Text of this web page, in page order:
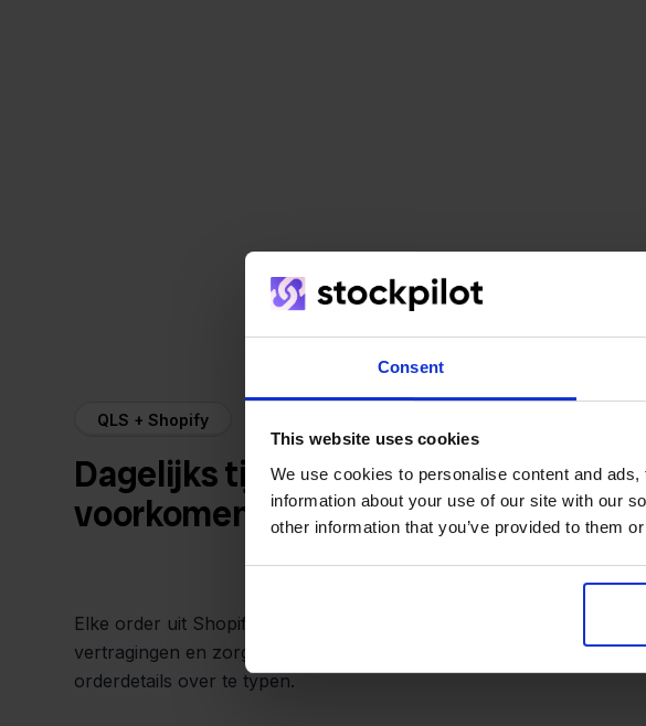
Consent
This website uses cookies
We use cookies to personalise content and
information about your use of our site with our
other information that you’ve provided to them
QLS + Shopify
Dagelijks tijd besparen en fouten
voorkomen
Elke order uit Shopify komt automatisch in QLS terecht. Dit voorkomt
vertragingen en zorgt voor een snelle afhandeling. Je hoeft nooit
orderdetails over te typen.